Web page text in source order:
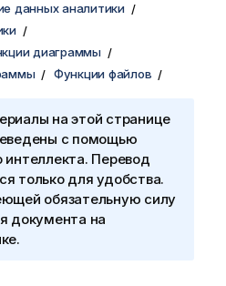
данных аналитики
диаграммы
Функции файлов
на этой странице
с помощью
интеллекта. Перевод
только для удобства.
обязательную силу
документа на